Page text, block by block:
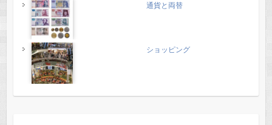
通貨と両替
ショッピング